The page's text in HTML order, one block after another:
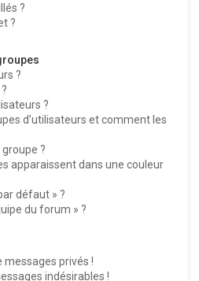
?
?
?
?
d’utilisateurs et comment les
?
apparaissent dans une couleur
défaut » ?
du forum » ?
messages privés !
indésirables !